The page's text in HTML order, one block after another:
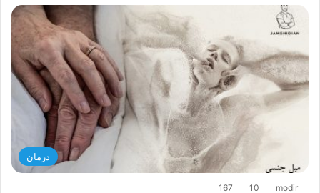
درمان
modir
10
167